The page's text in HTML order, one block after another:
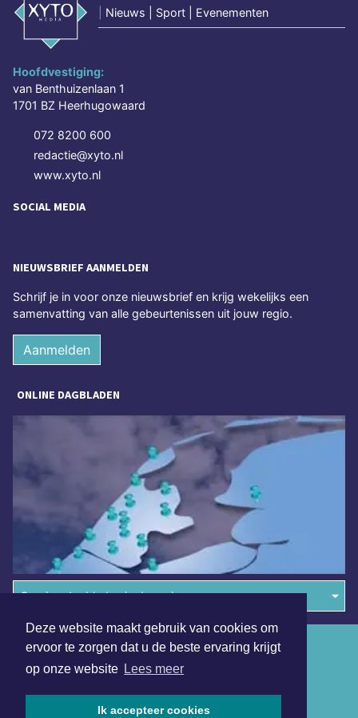
Deze website maakt gebruik van cookies om
ervoor te zorgen dat u de beste ervaring krijgt
op onze website Lees meer
Ik accepteer cookies
Nieuws | Sport | Evenementen
Hoofdvestiging:
van Benthuizenlaan 1
1701 BZ Heerhugowaard
072 8200 600
redactie@xyto.nl
www.xyto.nl
SOCIAL MEDIA
NIEUWSBRIEF AANMELDEN
Schrijf je in voor onze nieuwsbrief en krijg wekelijks een
samenvatting van alle gebeurtenissen uit jouw regio.
Aanmelden
ONLINE DAGBLADEN
Overige dagbladen in de regio
Algemene voorwaarden
Disclaimer